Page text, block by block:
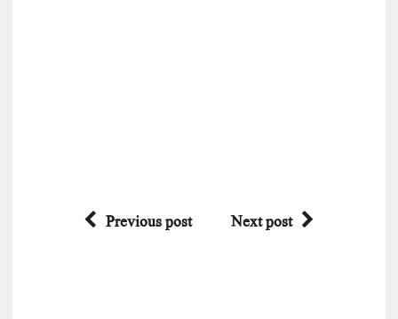
Previous post Next post